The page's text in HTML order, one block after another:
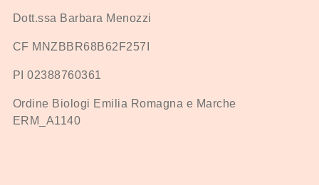
Dott.ssa Barbara Menozzi
CF MNZBBR68B62F257I
PI 02388760361
Ordine Biologi Emilia Romagna e Marche
ERM_A1140